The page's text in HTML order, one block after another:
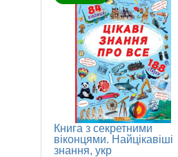
Книга з секретними
віконцями. Найцікавіші
знання, укр